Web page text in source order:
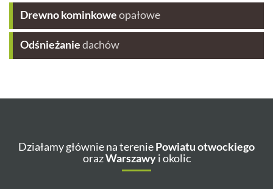
Drewno kominkoweopałowe
Odśnieżaniedachów
Działamy głównie na tereniePowiatu otwockiego
orazWarszawyi okolic